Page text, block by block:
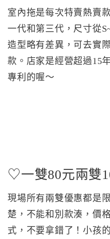
室內拖是每次特賣熱賣
一代和第三代，尺寸從
造型略有差異，可去實
款。店家是經營超過15
專利的喔～
♡一雙80元兩雙
現場所有兩雙優惠都是
楚，不能和別款湊，價
式，不要拿錯了！小孩